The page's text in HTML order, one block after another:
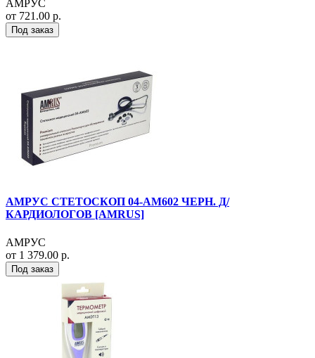
АМРУС
от 721.00 р.
Под заказ
АМРУС СТЕТОСКОП 04-АМ602 ЧЕРН. Д/
КАРДИОЛОГОВ [AMRUS]
АМРУС
от 1 379.00 р.
Под заказ